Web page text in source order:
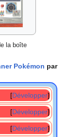
la boîte
Pokémon par
Développer
Développer
Développer